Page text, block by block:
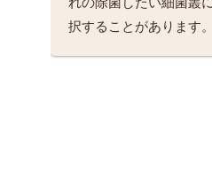
択することがあります。